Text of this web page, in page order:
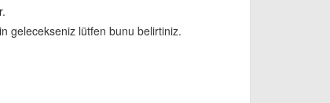
gelecekseniz lütfen bunu belirtiniz.